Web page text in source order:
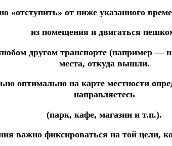
«отступить» от ниже указанного
из помещения и двигаться
другом транспорте (например —
места, откуда вышли.
оптимально на карте местности
направляетесь
(парк, кафе, магазин и т.п.).
важно фиксироваться на той цели,